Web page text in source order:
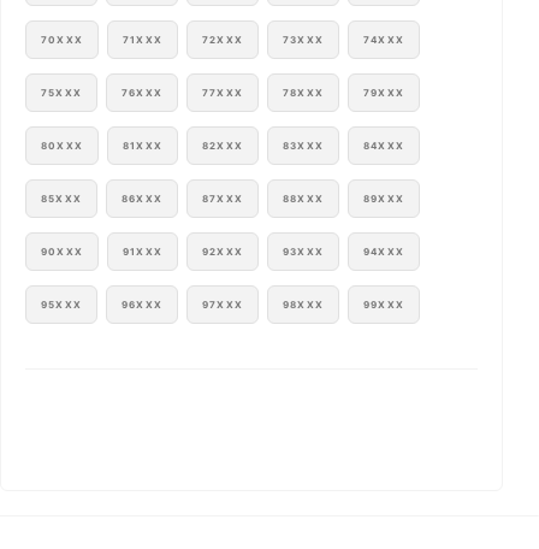
70XXX 71XXX 72XXX 73XXX 74XXX
75XXX 76XXX 77XXX 78XXX 79XXX
80XXX 81XXX 82XXX 83XXX 84XXX
85XXX 86XXX 87XXX 88XXX 89XXX
90XXX 91XXX 92XXX 93XXX 94XXX
95XXX 96XXX 97XXX 98XXX 99XXX